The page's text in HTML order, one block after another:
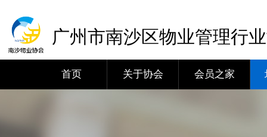
广州市南沙区物业管理行
首页 关于协会 会员之家